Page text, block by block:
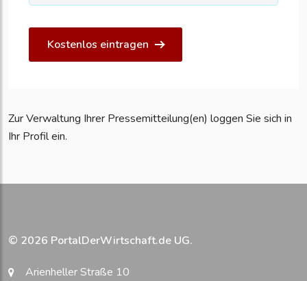
Kostenlos eintragen
Zur Verwaltung Ihrer Pressemitteilung(en) loggen Sie sich in
Ihr Profil ein.
© 2026 PortalDerWirtschaft.de UG.
Arienheller Straße 10